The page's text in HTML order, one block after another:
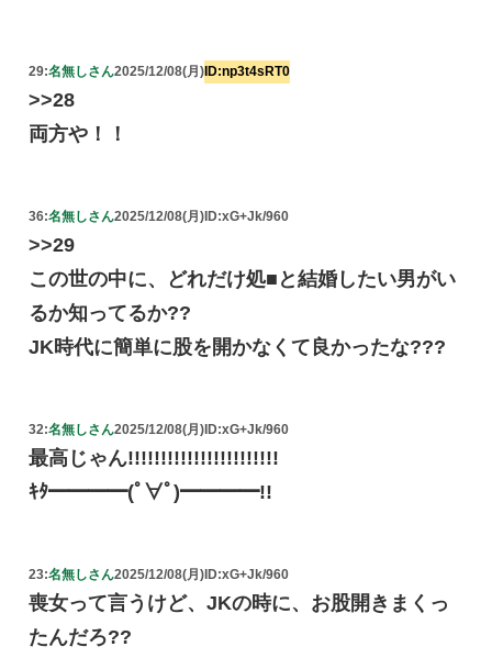
29:名無しさん2025/12/08(月) ID:np3t4sRT0
>>28
両方や！！
36:名無しさん2025/12/08(月) ID:xG+Jk/960
>>29
この世の中に、どれだけ処■と結婚したい男がい
るか知ってるか??
JK時代に簡単に股を開かなくて良かったな???
32:名無しさん2025/12/08(月) ID:xG+Jk/960
最高じゃん!!!!!!!!!!!!!!!!!!!!!!!
ｷﾀ━━━━(ﾟ∀ﾟ)━━━━!!
23:名無しさん2025/12/08(月)ID:xG+Jk/960
喪女って言うけど、JKの時に、お股開きまくっ
たんだろ??